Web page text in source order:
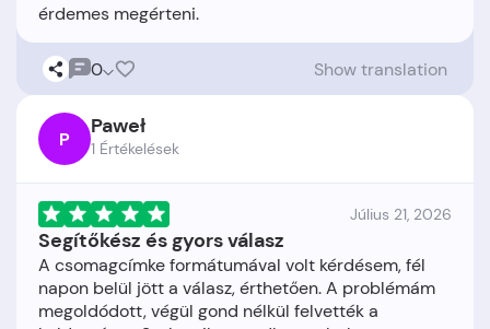
0 Show translation
P Paweł
1 Értékelések
Július 21, 2026
Segítőkész és gyors válasz
A csomagcímke formátumával volt kérdésem, fél
napon belül jött a válasz, érthetően. A problémám
megoldódott, végül gond nélkül felvették a